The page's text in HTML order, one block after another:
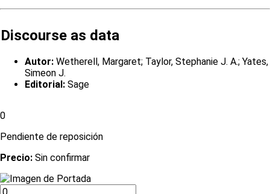
Discourse as data
Autor: Wetherell, Margaret; Taylor, Stephanie J. A.; Yates,
Simeon J.
Editorial: Sage
0
Pendiente de reposición
Precio: Sin confirmar